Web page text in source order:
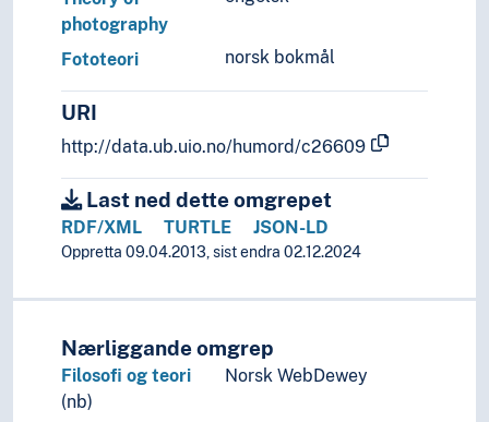
photography
norsk bokmål
Fototeori
URI
http://data.ub.uio.no/humord/c26609
Last ned dette omgrepet
RDF/XML TURTLE JSON-LD
Oppretta 09.04.2013, sist endra 02.12.2024
Nærliggande omgrep
Filosofi og teori
(nb)
Norsk WebDewey